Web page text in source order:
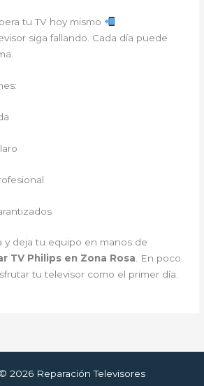
tu TV hoy mismo
siga fallando. Cada día puede
y deja tu equipo en manos de
TV Philips en Zona Rosa. En poco
tu televisor como el primer día.
2026 Reparación Televisores